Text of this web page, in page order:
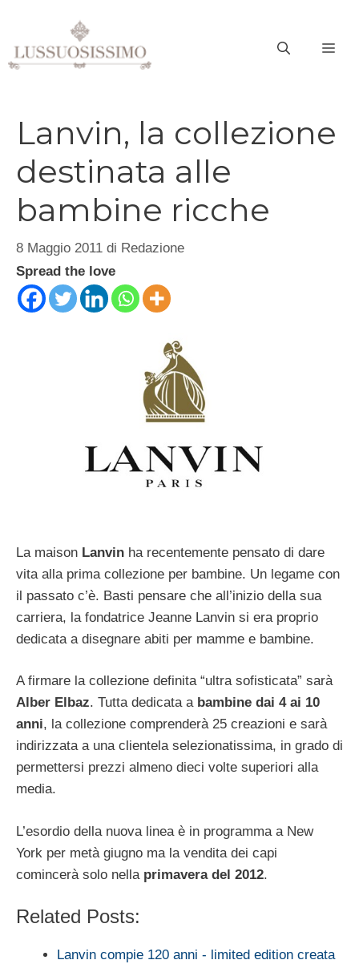
contenuto
Lanvin, la collezione
destinata alle
bambine ricche
8 Maggio 2011 di Redazione
Spread the love
La maison Lanvin ha recentemente pensato di dare
vita alla prima collezione per bambine. Un legame con
il passato c’è. Basti pensare che all’inizio della sua
carriera, la fondatrice Jeanne Lanvin si era proprio
dedicata a disegnare abiti per mamme e bambine.
A firmare la collezione definita “ultra sofisticata” sarà
Alber Elbaz. Tutta dedicata a bambine dai 4 ai 10
anni, la collezione comprenderà 25 creazioni e sarà
indirizzata a una clientela selezionatissima, in grado di
permettersi prezzi almeno dieci volte superiori alla
media.
L’esordio della nuova linea è in programma a New
York per metà giugno ma la vendita dei capi
comincerà solo nella primavera del 2012.
Related Posts:
Lanvin compie 120 anni - limited edition creata